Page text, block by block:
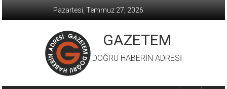
Pazartesi, Temmuz 27, 2026
GAZETEM
DOĞRU HABERİN ADRESİ